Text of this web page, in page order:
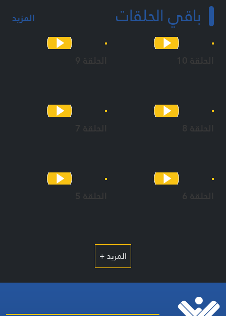
باقي الحلقات المزيد
الحلقة 10 الحلقة 9
الحلقة 8 الحلقة 7
الحلقة 6 الحلقة 5
المزيد +